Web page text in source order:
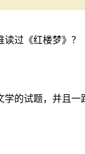
过《红楼梦》？
学的试题，并且